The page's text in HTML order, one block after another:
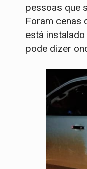
pessoas que
Foram cenas
está
pode dizer